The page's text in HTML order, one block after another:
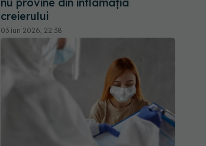
nu provine din inflamația
creierului
03 iun 2026, 22:38